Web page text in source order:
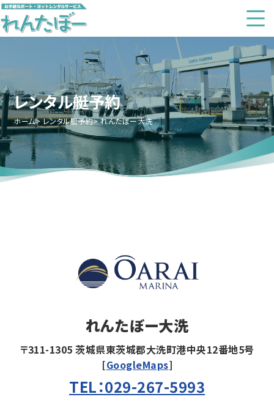
レンタル艇予約
ホーム レンタル艇予約 れんたぼー大洗
れんたぼー大洗
〒311-1305 茨城県東茨城郡大洗町港中央12番地5号
[GoogleMaps]
TEL：029-267-5993